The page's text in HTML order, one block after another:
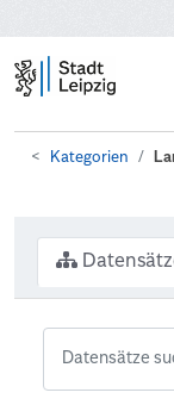
Kategorien